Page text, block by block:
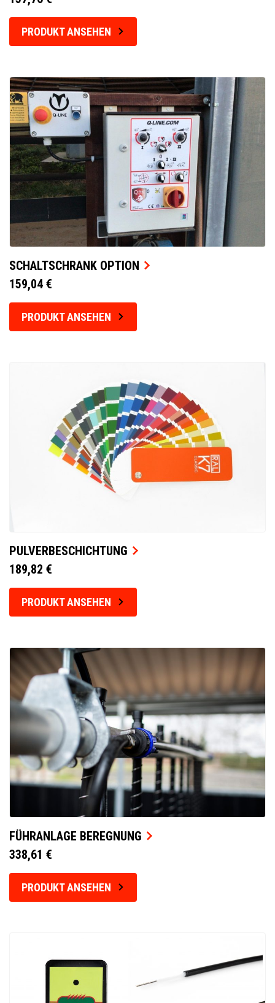
PRODUKT ANSEHEN
SCHALTSCHRANK OPTION
159,04 €
PRODUKT ANSEHEN
PULVERBESCHICHTUNG
189,82 €
PRODUKT ANSEHEN
FÜHRANLAGE BEREGNUNG
338,61 €
PRODUKT ANSEHEN